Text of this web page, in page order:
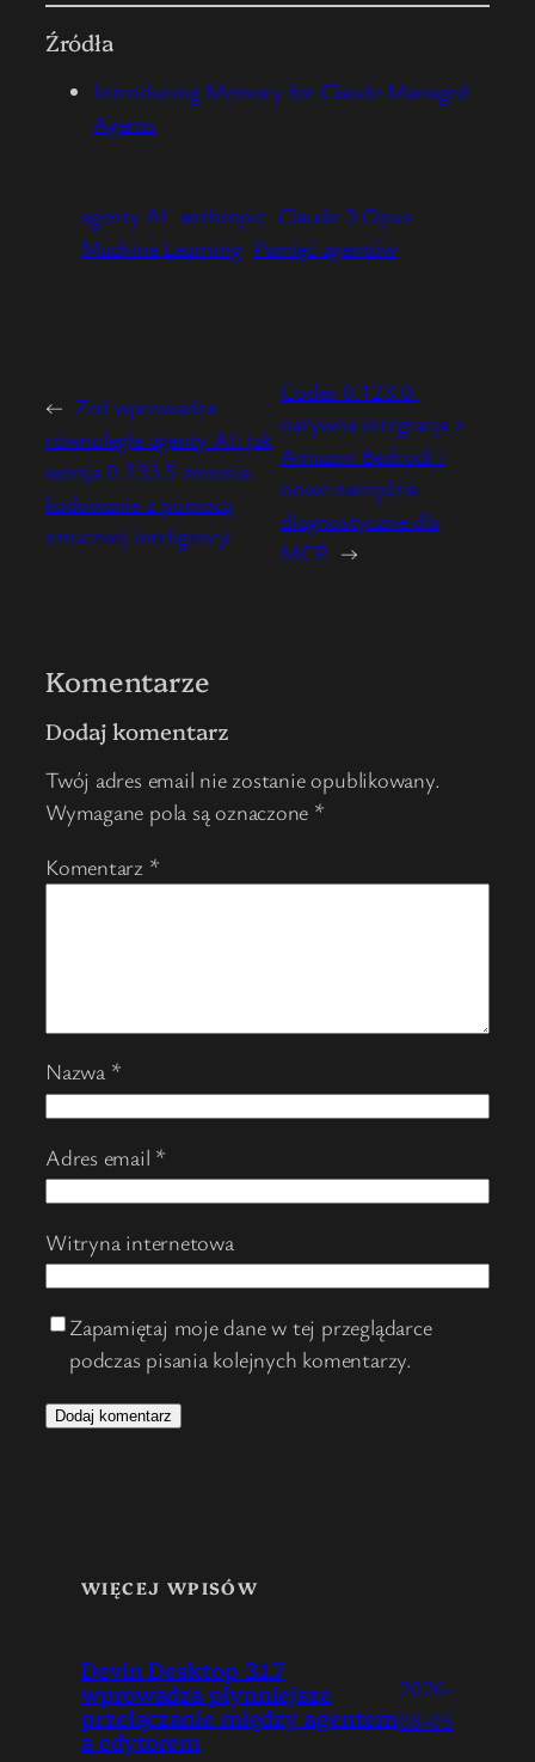
Źródła
Introducing Memory for Claude Managed
Agents
agenty AI anthropic Claude 3 Opus
Machine Learning Pamięć agentów
← Zed wprowadza
równoległe agenty AI: jak
wersja 0.233.5 zmienia
kodowanie z pomocą
sztucznej inteligencji
Codex 0.123.0:
natywna integracja z
Amazon Bedrock i
nowe narzędzia
diagnostyczne dla
MCP →
Komentarze
Dodaj komentarz
Twój adres email nie zostanie opublikowany.
Wymagane pola są oznaczone *
Komentarz *
Nazwa *
Adres email *
Witryna internetowa
Zapamiętaj moje dane w tej przeglądarce
podczas pisania kolejnych komentarzy.
WIĘCEJ WPISÓW
Devin Desktop 3.1.7
wprowadza płynniejsze
przełączanie między agentem
a edytorem
2026-
08-05